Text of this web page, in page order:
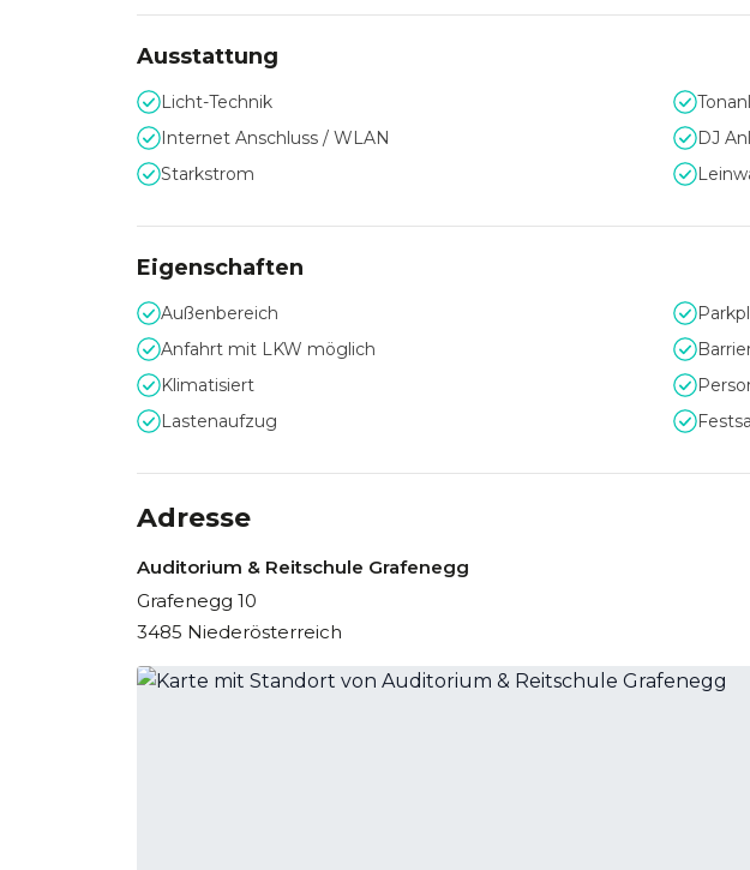
Scheune in Grafenegg zur Verfügung. Übernachtet werden kann
Cottages.
Ausstattung
Licht-Technik
Internet Anschluss / WLAN
DJ
Starkstrom
Eigenschaften
Außenbereich
Anfahrt mit LKW möglich
Klimatisiert
Lastenaufzug
Adresse
Auditorium & Reitschule Grafenegg
Grafenegg 10
3485 Niederösterreich